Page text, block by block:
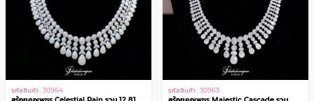
สร้อยคอเพชร,สร้อยคอพลอย